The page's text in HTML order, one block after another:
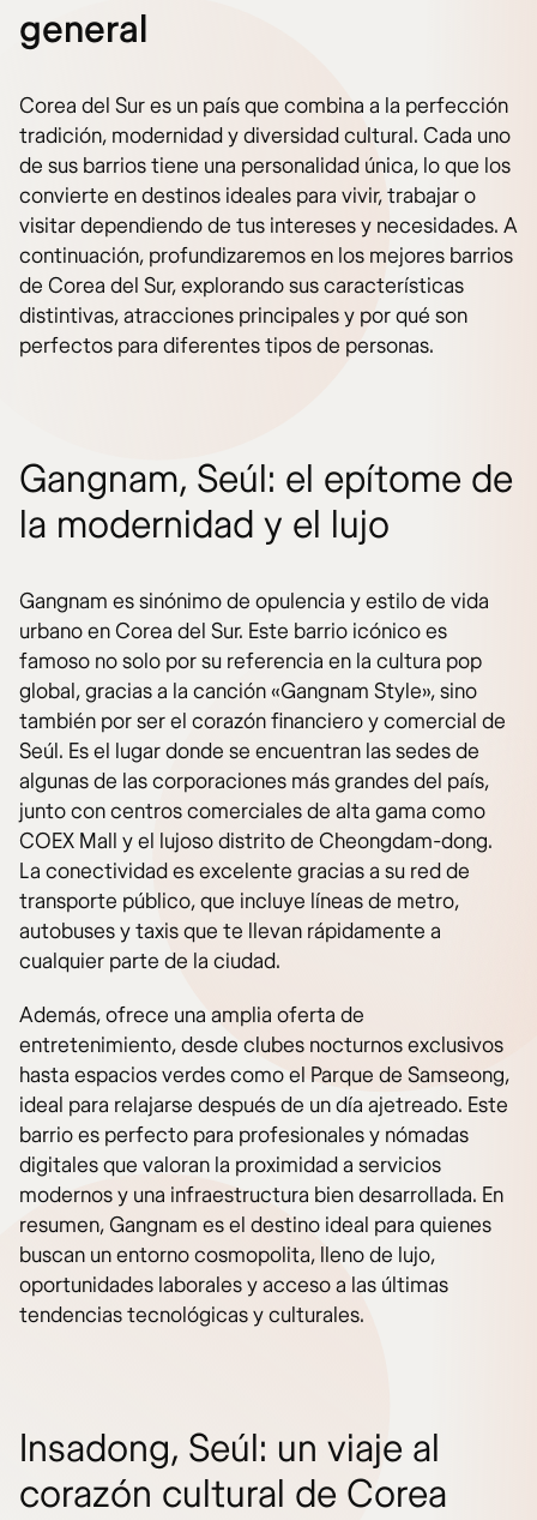
general
Corea del Sur es un país que combina a la perfección
tradición, modernidad y diversidad cultural. Cada uno
de sus barrios tiene una personalidad única, lo que los
convierte en destinos ideales para vivir, trabajar o
visitar dependiendo de tus intereses y necesidades. A
continuación, profundizaremos en los mejores barrios
de Corea del Sur, explorando sus características
distintivas, atracciones principales y por qué son
perfectos para diferentes tipos de personas.
Gangnam, Seúl: el epítome de
la modernidad y el lujo
Gangnam es sinónimo de opulencia y estilo de vida
urbano en Corea del Sur. Este barrio icónico es
famoso no solo por su referencia en la cultura pop
global, gracias a la canción «Gangnam Style», sino
también por ser el corazón financiero y comercial de
Seúl. Es el lugar donde se encuentran las sedes de
algunas de las corporaciones más grandes del país,
junto con centros comerciales de alta gama como
COEX Mall y el lujoso distrito de Cheongdam-dong.
La conectividad es excelente gracias a su red de
transporte público, que incluye líneas de metro,
autobuses y taxis que te llevan rápidamente a
cualquier parte de la ciudad.
Además, ofrece una amplia oferta de
entretenimiento, desde clubes nocturnos exclusivos
hasta espacios verdes como el Parque de Samseong,
ideal para relajarse después de un día ajetreado. Este
barrio es perfecto para profesionales y nómadas
digitales que valoran la proximidad a servicios
modernos y una infraestructura bien desarrollada. En
resumen, Gangnam es el destino ideal para quienes
buscan un entorno cosmopolita, lleno de lujo,
oportunidades laborales y acceso a las últimas
tendencias tecnológicas y culturales.
Insadong, Seúl: un viaje al
corazón cultural de Corea